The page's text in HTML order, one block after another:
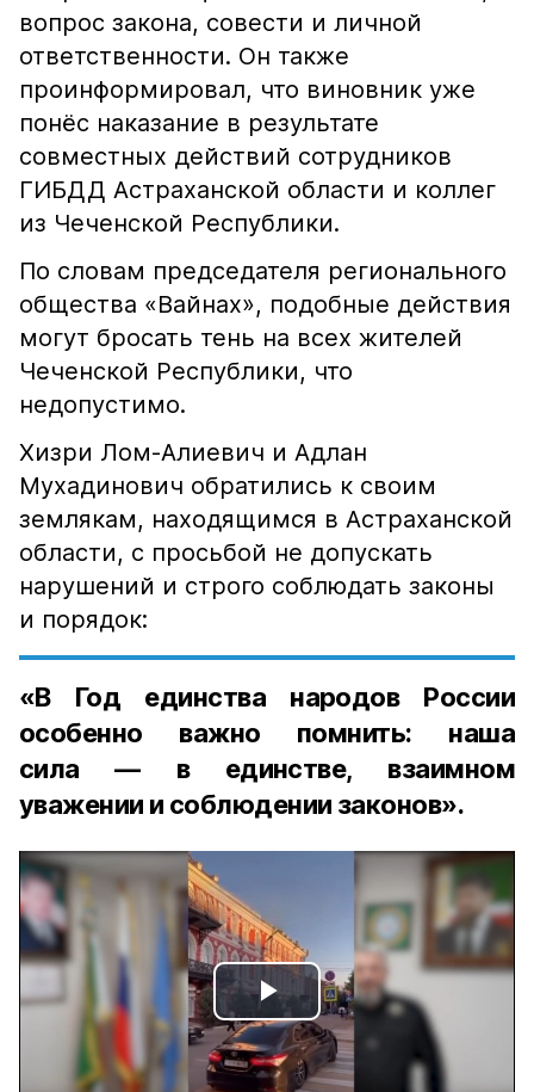
вопрос закона, совести и личной
ответственности. Он также
проинформировал, что виновник уже
понёс наказание в результате
совместных действий сотрудников
ГИБДД Астраханской области и коллег
из Чеченской Республики.
По словам председателя регионального
общества «Вайнах», подобные действия
могут бросать тень на всех жителей
Чеченской Республики, что
недопустимо.
Хизри Лом-Алиевич и Адлан
Мухадинович обратились к своим
землякам, находящимся в Астраханской
области, с просьбой не допускать
нарушений и строго соблюдать законы
и порядок:
«В Год единства народов России
особенно важно помнить: наша
сила — в единстве, взаимном
уважении и соблюдении законов».
Play
Video